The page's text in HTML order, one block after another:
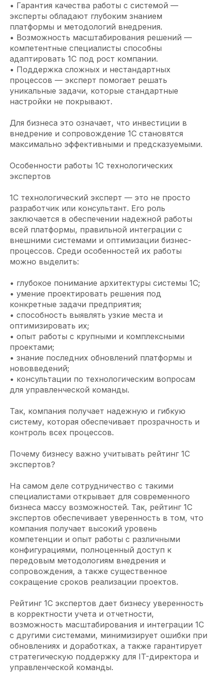
• Гарантия качества работы с системой —
эксперты обладают глубоким знанием
платформы и методологий внедрения.
• Возможность масштабирования решений —
компетентные специалисты способны
адаптировать 1С под рост компании.
• Поддержка сложных и нестандартных
процессов — эксперт помогает решать
уникальные задачи, которые стандартные
настройки не покрывают.
Для бизнеса это означает, что инвестиции в
внедрение и сопровождение 1С становятся
максимально эффективными и предсказуемыми.
Особенности работы 1С технологических
экспертов
1С технологический эксперт — это не просто
разработчик или консультант. Его роль
заключается в обеспечении надежной работы
всей платформы, правильной интеграции с
внешними системами и оптимизации бизнес-
процессов. Среди особенностей их работы
можно выделить:
• глубокое понимание архитектуры системы 1С;
• умение проектировать решения под
конкретные задачи предприятия;
• способность выявлять узкие места и
оптимизировать их;
• опыт работы с крупными и комплексными
проектами;
• знание последних обновлений платформы и
нововведений;
• консультации по технологическим вопросам
для управленческой команды.
Так, компания получает надежную и гибкую
систему, которая обеспечивает прозрачность и
контроль всех процессов.
Почему бизнесу важно учитывать рейтинг 1С
экспертов?
На самом деле сотрудничество с такими
специалистами открывает для современного
бизнеса массу возможностей. Так, рейтинг 1С
экспертов обеспечивает уверенность в том, что
компания получает высокий уровень
компетенции и опыт работы с различными
конфигурациями, полноценный доступ к
передовым методологиям внедрения и
сопровождения, а также существенное
сокращение сроков реализации проектов.
Рейтинг 1С экспертов дает бизнесу уверенность
в корректности учета и отчетности,
возможность масштабирования и интеграции 1С
с другими системами, минимизирует ошибки при
обновлениях и доработках, а также гарантирует
стратегическую поддержку для IT-директора и
управленческой команды.